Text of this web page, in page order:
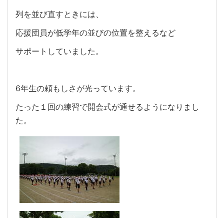
列を並び直すときには、
応援団員が低学年の並びの位置を整えるなど
サポートしていました。
6年生の頼もしさが光っています。
たった１回の練習で開会式が通せるようになりまし
た。